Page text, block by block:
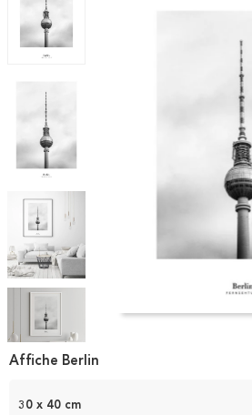
Item
1
30 x 40 cm
Affiche Berlin